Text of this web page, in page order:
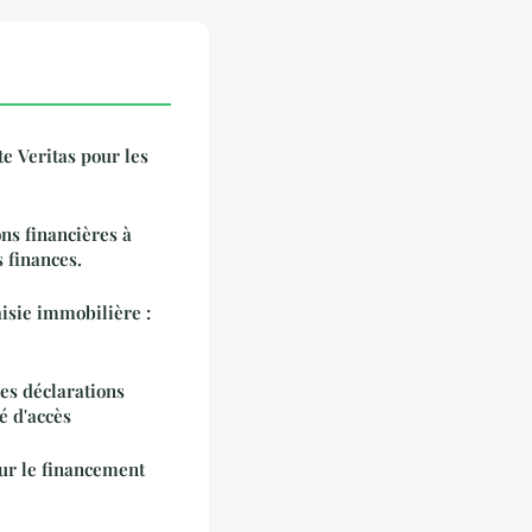
Veritas pour les
financières à
finances.
immobilière :
déclarations
d'accès
le financement